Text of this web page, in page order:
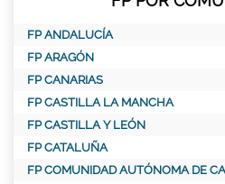
FP ANDALUCÍA
FP ARAGÓN
FP CANARIAS
FP CASTILLA LA MANCHA
FP CASTILLA Y LEÓN
FP CATALUÑA
FP COMUNIDAD AUTÓNOMA DE